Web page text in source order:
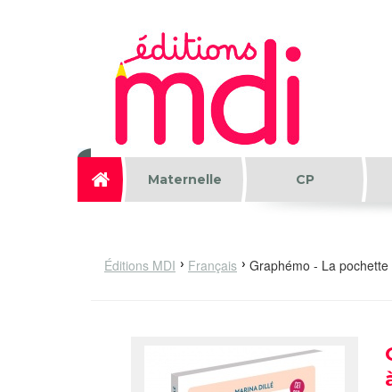
Maternelle CP
Éditions MDI Français Graphémo - La